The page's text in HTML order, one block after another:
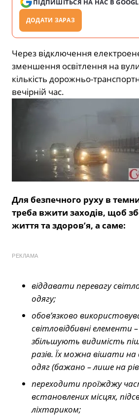
ПІДПИШІТЬСЯ НА НАС В
ДОДАТИ ЗАРАЗ
Через відключення
зменшення освітлення на
кількість дорожньо-
вечірній час.
Для безпечного руху в
треба вжити заходів, щоб
життя та здоров’я, а саме:
РЕКЛАМА
віддавати перевагу
одягу;
обов’язково
світловідбивні елементи –
збільшують видимість
разів. Їх можна вішати на
одяг (бажано – лише на
переходити проїжджу
встановлених місцях,
ліхтариком;